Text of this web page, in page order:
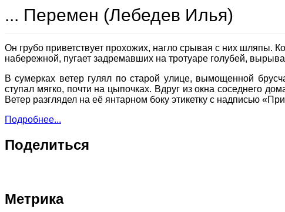
... Перемен (Лебедев Илья)
Он грубо приветствует прохожих, нагло срывая с них шляпы.
набережной, пугает задремавших на тротуаре голубей,
В сумерках ветер гулял по старой улице, вымощенной
ступал мягко, почти на цыпочках. Вдруг из окна соседнего
Ветер разглядел на её янтарном боку этикетку с надписью
Подробнее...
Поделиться
Метрика